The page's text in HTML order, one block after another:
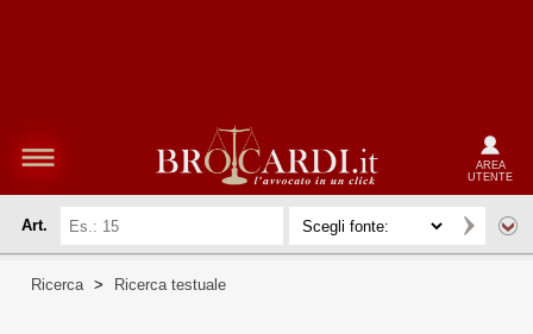
AREA
UTENTE
Art.
Ricerca > Ricerca testuale